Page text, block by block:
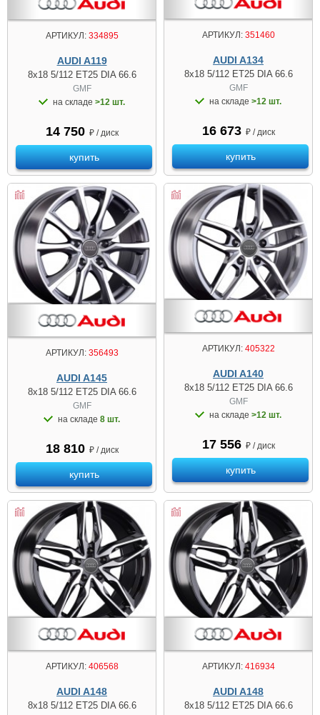
АРТИКУЛ:334895
AUDI A119
8x18 5/112 ET25 DIA 66.6
GMF
на складе >12 шт.
14 750 ₽ / диск
купить
АРТИКУЛ:351460
AUDI A134
8x18 5/112 ET25 DIA 66.6
GMF
на складе >12 шт.
16 673 ₽ / диск
купить
АРТИКУЛ:356493
AUDI A145
8x18 5/112 ET25 DIA 66.6
GMF
на складе 8 шт.
18 810 ₽ / диск
купить
АРТИКУЛ:405322
AUDI A140
8x18 5/112 ET25 DIA 66.6
GMF
на складе >12 шт.
17 556 ₽ / диск
купить
АРТИКУЛ:406568
AUDI A148
8x18 5/112 ET25 DIA 66.6
АРТИКУЛ:416934
AUDI A148
8x18 5/112 ET25 DIA 66.6